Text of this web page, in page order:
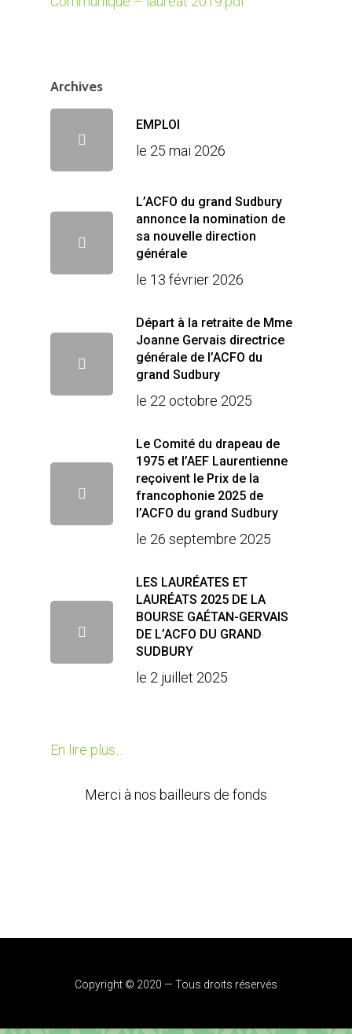
Archives
EMPLOI
le 25 mai 2026
L’ACFO du grand Sudbury
annonce la nomination de
sa nouvelle direction
générale
le 13 février 2026
Départ à la retraite de Mme
Joanne Gervais directrice
générale de l’ACFO du
grand Sudbury
le 22 octobre 2025
Le Comité du drapeau de
1975 et l’AEF Laurentienne
reçoivent le Prix de la
francophonie 2025 de
l’ACFO du grand Sudbury
le 26 septembre 2025
LES LAURÉATES ET
LAURÉATS 2025 DE LA
BOURSE GAÉTAN-GERVAIS
DE L’ACFO DU GRAND
SUDBURY
le 2 juillet 2025
En lire plus…
Merci à nos bailleurs de fonds
Copyright © 2020 — Tous droits réservés